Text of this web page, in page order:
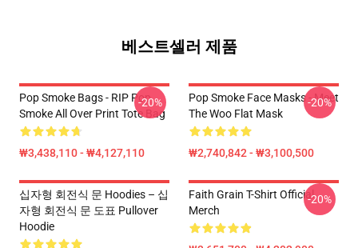
베스트셀러 제품
Pop Smoke Bags - RIP Pop
Smoke All Over Print Tote Bag
₩3,438,110 - ₩4,127,110
-20%
Pop Smoke Face Masks - Meet
The Woo Flat Mask
₩2,740,842 - ₩3,100,500
-20%
십자형 회전식 문 Hoodies – 십
자형 회전식 문 도표 Pullover
Hoodie
Faith Grain T-Shirt Official
Merch
-20%